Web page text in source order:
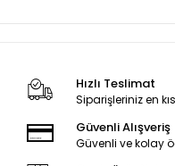
Hızlı Teslimat
Siparişleriniz en
Güvenli Alışveriş
Güvenli ve kolay